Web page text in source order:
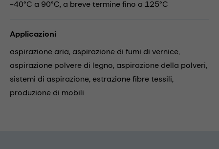
-40°C a 90°C, a breve termine fino a 125°C
Applicazioni
aspirazione aria, aspirazione di fumi di vernice,
aspirazione polvere di legno, aspirazione della polveri,
sistemi di aspirazione, estrazione fibre tessili,
produzione di mobili